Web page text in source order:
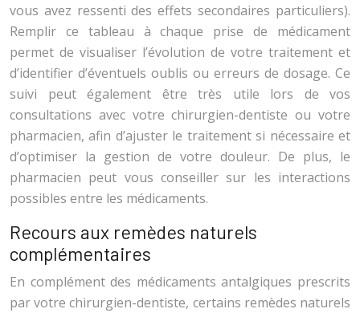
vous avez ressenti des effets secondaires particuliers).
Remplir ce tableau à chaque prise de médicament
permet de visualiser l’évolution de votre traitement et
d’identifier d’éventuels oublis ou erreurs de dosage. Ce
suivi peut également être très utile lors de vos
consultations avec votre chirurgien-dentiste ou votre
pharmacien, afin d’ajuster le traitement si nécessaire et
d’optimiser la gestion de votre douleur. De plus, le
pharmacien peut vous conseiller sur les interactions
possibles entre les médicaments.
Recours aux remèdes naturels
complémentaires
En complément des médicaments antalgiques prescrits
par votre chirurgien-dentiste, certains remèdes naturels